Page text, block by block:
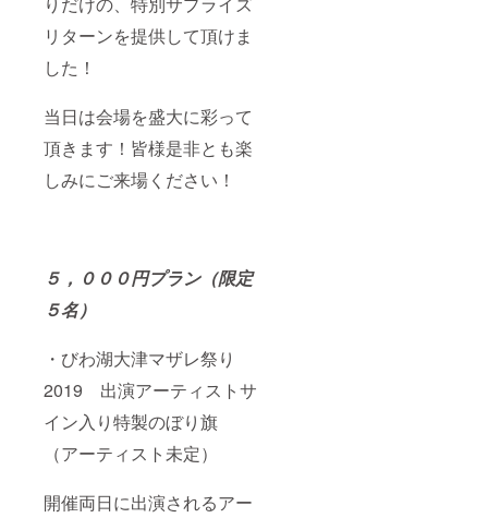
リターンを提供して頂けま
した！
当日は会場を盛大に彩って
頂きます！皆様是非とも楽
しみにご来場ください！
５，０００円プラン（限定
５名）
・びわ湖大津マザレ祭り
2019 出演アーティストサ
イン入り特製のぼり旗
（アーティスト未定）
開催両日に出演されるアー